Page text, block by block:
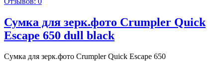
Сумка для зерк.фото Crumpler Quick
Escape 650 dull black
Сумка для зерк.фото Crumpler Quick Escape 650